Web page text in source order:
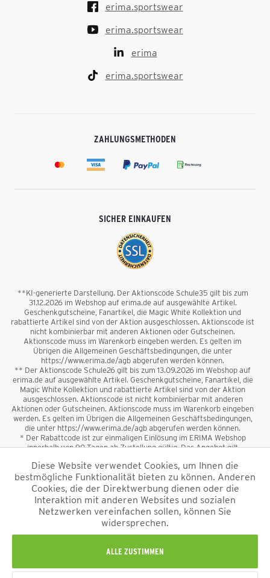
erima.sportswear
erima.sportswear
erima
erima.sportswear
ZAHLUNGSMETHODEN
SICHER EINKAUFEN
**KI-generierte Darstellung. Der Aktionscode Schule35 gilt bis zum
31.12.2026 im Webshop auf erima.de auf ausgewählte Artikel.
Geschenkgutscheine, Fanartikel, die Magic White Kollektion und
rabattierte Artikel sind von der Aktion ausgeschlossen. Aktionscode ist
nicht kombinierbar mit anderen Aktionen oder Gutscheinen.
Aktionscode muss im Warenkorb eingeben werden. Es gelten im
Übrigen die Allgemeinen Geschäftsbedingungen, die unter
https://www.erima.de/agb abgerufen werden können.
** Der Aktionscode Schule26 gilt bis zum 13.09.2026 im Webshop auf
erima.de auf ausgewählte Artikel. Geschenkgutscheine, Fanartikel, die
Magic White Kollektion und rabattierte Artikel sind von der Aktion
ausgeschlossen. Aktionscode ist nicht kombinierbar mit anderen
Aktionen oder Gutscheinen. Aktionscode muss im Warenkorb eingeben
werden. Es gelten im Übrigen die Allgemeinen Geschäftsbedingungen,
die unter https://www.erima.de/agb abgerufen werden können.
* Der Rabattcode ist zur einmaligen Einlösung im ERIMA Webshop
innerhalb von 90 Tagen ab Zustellung gültig. Das Angebot gilt
sowie Geschenkgutscheine sind vom Rabatt ausgeschlossen. Der
Rabattcode ist nicht mit anderen Aktionen oder Gutscheinen
kombinierbar. Der Mindestbestellwert beträgt 50 €
*Alle Preise verstehen sich inkl. Mehrwertsteuer und zzgl.
und ggf. Nachnahmegebühren, wenn nicht anders
beschrieben.
Diese Website verwendet Cookies, um Ihnen die
bestmögliche Funktionalität bieten zu können. Anderen
Cookies, die der Direktwerbung dienen oder die
Interaktion mit anderen Websites und sozialen
Netzwerken vereinfachen sollen, können Sie
widersprechen.